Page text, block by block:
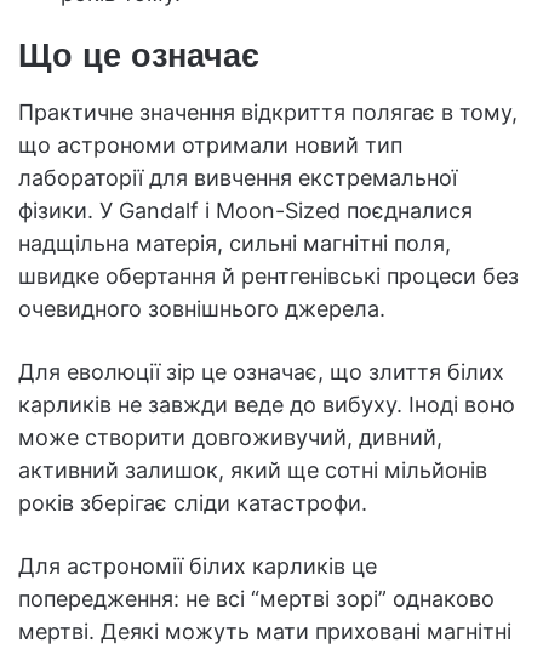
Що це означає
Практичне значення відкриття полягає в тому,
що астрономи отримали новий тип
лабораторії для вивчення екстремальної
фізики. У Gandalf і Moon-Sized поєдналися
надщільна матерія, сильні магнітні поля,
швидке обертання й рентгенівські процеси без
очевидного зовнішнього джерела.
Для еволюції зір це означає, що злиття білих
карликів не завжди веде до вибуху. Іноді воно
може створити довгоживучий, дивний,
активний залишок, який ще сотні мільйонів
років зберігає сліди катастрофи.
Для астрономії білих карликів це
попередження: не всі “мертві зорі” однаково
мертві. Деякі можуть мати приховані магнітні